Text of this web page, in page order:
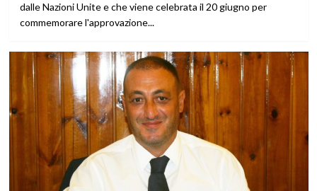
dalle Nazioni Unite e che viene celebrata il 20 giugno per
commemorare l'approvazione...